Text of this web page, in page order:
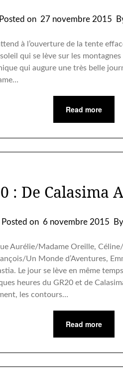
Posted on 27 novembre 2015
à l’ouverture de la tente
qui se lève sur les
qui augure une très belle
Read more
: De
Posted on 6 novembre 2015
Aurélie/Madame Oreille,
Un Monde d’Aventures,
Le jour se lève en même
heures du GR20 et de
les contours…
Read more